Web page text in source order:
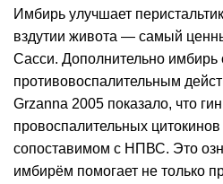
Имбирь улучшает
вздутии живота — самый
Сасси. Дополнительно имбирь
противовоспалительным
Grzanna 2005 показало, что
провоспалительных
сопоставимом с НПВС. Это
имбирём помогает не только